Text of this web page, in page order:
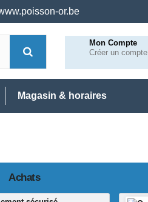
or.be
Mon Compte
Créer un compte
Magasin & horaires
Achats